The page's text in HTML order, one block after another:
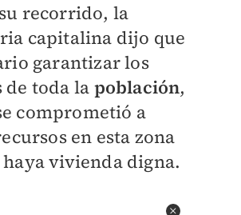
recorrido, la
capitalina dijo que
garantizar los
de toda la población,
comprometió a
en esta zona
vivienda digna.